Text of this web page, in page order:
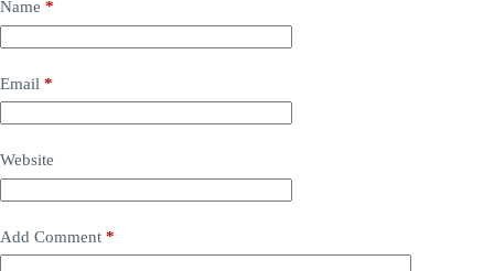
Name *
Email *
Website
Add Comment *